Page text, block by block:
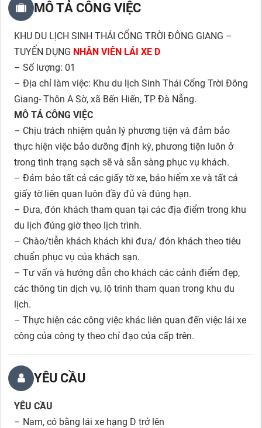
MÔ TẢ CÔNG VIỆC
KHU DU LỊCH SINH THÁI CỔNG TRỜI ĐÔNG GIANG –
TUYỂN DỤNG NHÂN VIÊN LÁI XE D
– Số lượng: 01
– Địa chỉ làm việc: Khu du lịch Sinh Thái Cổng Trời Đông
Giang- Thôn A Sờ, xã Bến Hiến, TP Đà Nẵng.
MÔ TẢ CÔNG VIỆC
– Chịu trách nhiệm quản lý phương tiện và đảm bảo
thực hiện việc bảo dưỡng định kỳ, phương tiện luôn ở
trong tình trạng sạch sẽ và sẵn sàng phục vụ khách.
– Đảm bảo tất cả các giấy tờ xe, bảo hiểm xe và tất cả
giấy tờ liên quan luôn đầy đủ và đúng hạn.
– Đưa, đón khách tham quan tại các địa điểm trong khu
du lịch đúng giờ theo lịch trình.
– Chào/tiễn khách khách khi đưa/ đón khách theo tiêu
chuẩn phục vụ của khách sạn.
– Tư vấn và hướng dẫn cho khách các cảnh điểm đẹp,
các thông tin dịch vụ, lộ trình tham quan trong khu du
lịch.
– Thực hiện các công việc khác liên quan đến việc lái xe
công của công ty theo chỉ đạo của cấp trên.
YÊU CẦU
YÊU CẦU
– Nam, có bằng lái xe hạng D trở lên